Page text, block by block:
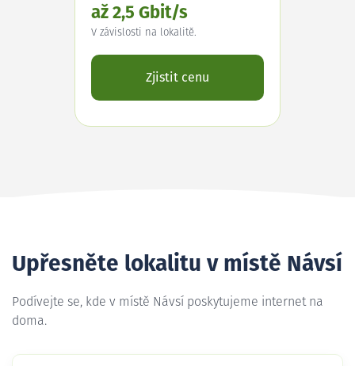
až 2,5 Gbit/s
V závislosti na lokalitě.
Zjistit cenu
Upřesněte lokalitu v místě Návsí
Podívejte se, kde v místě Návsí poskytujeme internet na
doma.